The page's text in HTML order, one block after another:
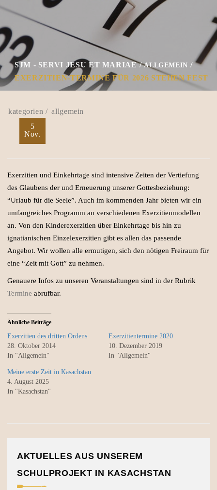
SJM - SERVI JESU ET MARIAE ALLGEMEIN
EXERZITIEN-TERMINE FÜR 2026 STEHEN FEST
allgemein
5
Nov.
Exerzitien und Einkehrtage sind intensive Zeiten der Vertiefung
des Glaubens der und Erneuerung unserer Gottesbeziehung:
“Urlaub für die Seele”. Auch im kommenden Jahr bieten wir ein
umfangreiches Programm an verschiedenen Exerzitienmodellen
an. Von den Kinderexerzitien über Einkehrtage bis hin zu
ignatianischen Einzelexerzitien gibt es allen das passende
Angebot. Wir wollen alle ermutigen, sich den nötigen Freiraum für
eine “Zeit mit Gott” zu nehmen.
Genauere Infos zu unseren Veranstaltungen sind in der Rubrik
Termine abrufbar.
Ähnliche Beiträge
Exerzitien des dritten Ordens
28. Oktober 2014
In "Allgemein"
Exerzitientermine 2020
10. Dezember 2019
In "Allgemein"
Meine erste Zeit in Kasachstan
4. August 2025
In "Kasachstan"
AKTUELLES AUS UNSEREM
SCHULPROJEKT IN KASACHSTAN